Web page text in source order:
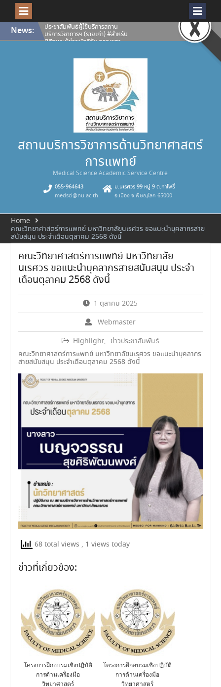
Skip
content
News: ประชาสัมพันธ์ผู้ใช้บริการสถาน
บริการวิชาการฯ (รายเก่า) #สำหรับ
นิสิตและผู้ช่วยนักวิจัย กรุณาลง
ห้องปฏิบัติการและเครื่องมือ
วิทยาศาสตร์ สถานบริการวิชาการ
ด้านวิทยาศาสตร์การแพทย์ ประจำปี
เปิดโลกงานวิจัยให้คมชัดทุกมิติ
สถานบริการวิชาการด้าน
วิทยาศาสตร์การแพทย์ พร้อมให้
บริการ กล้องจุลทรรศน์คอนโฟคอล
ชนิดแสงส่องกราดด้วยเลเซอร์
Confocal Microscope (ZEISS
LSM 900 with Airyscan 2)
คณะวิทยาศาสตร์การแพทย์
มหาวิทยาลัยนเรศวร ขอแสดงความ
พันธ์ รองผู้อำนวยการสถานบริการ
วิชาการด้านวิทยาศาสตร์การแพทย์
คณะวิทยาศาสตร์การแพทย์
มหาวิทยาลัยนเรศวรได้รับคัดเลือก
เป็น บุคลากรดีเด่น (สายสนับสนุน)
มหาวิทยาลัยนเรศวร ประจำปี 2569
สถานบริการวิชาการด้านวิทยาศาสตร์
การแพทย์
Medical Science Academic Service Centre
055-964643
medsci@nu.ac.th
ม.นเรศวร 99 หมู่ 9 ต.ท่าโพธิ์
อ.เมือง จ.พิษณุโลก 65000
Home
คณะวิทยาศาสตร์การแพทย์ มหาวิทยาลัยนเรศวร ขอแนะนำบุคลากรสาย
สนับสนุน ประจำเดือนตุลาคม 2568 ดังนี้
คณะวิทยาศาสตร์การแพทย์ มหาวิทยาลัย
นเรศวร ขอแนะนำบุคลากรสายสนับสนุน ประจำ
เดือนตุลาคม 2568 ดังนี้
1 ตุลาคม 2025
Webmaster
Highlight, ข่าวประชาสัมพันธ์
คณะวิทยาศาสตร์การแพทย์ มหาวิทยาลัยนเรศวร ขอแนะนำบุคลากร
สายสนับสนุน ประจำเดือนตุลาคม 2568 ดังนี้
68 total views , 1 views today
ข่าวที่เกี่ยวข้อง:
โครงการฝึกอบรมเชิงปฏิบัติ
การด้านเครื่องมือ
วิทยาศาสตร์
โครงการฝึกอบรมเชิงปฏิบัติ
การด้านเครื่องมือ
วิทยาศาสตร์